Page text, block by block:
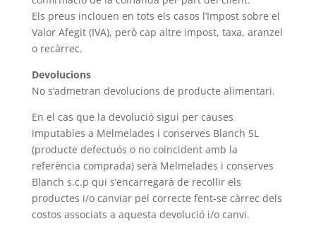
Els preus inclouen en tots els casos l’Impost sobre el
Valor Afegit (IVA), però cap altre impost, taxa, aranzel
o recàrrec.
Devolucions
No s’admetran devolucions de producte alimentari.
En el cas que la devolució sigui per causes
imputables a Melmelades i conserves Blanch SL
(producte defectuós o no coincident amb la
referència comprada) serà Melmelades i conserves
Blanch s.c.p qui s’encarregarà de recollir els
productes i/o canviar pel correcte fent-se càrrec dels
costos associats a aquesta devolució i/o canvi.